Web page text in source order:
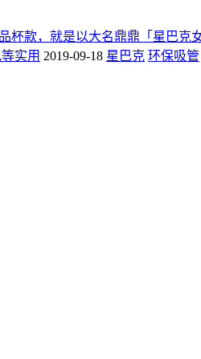
杯款，就是以大名鼎鼎「星巴克
实用 2019-09-18 星巴克 环保吸管